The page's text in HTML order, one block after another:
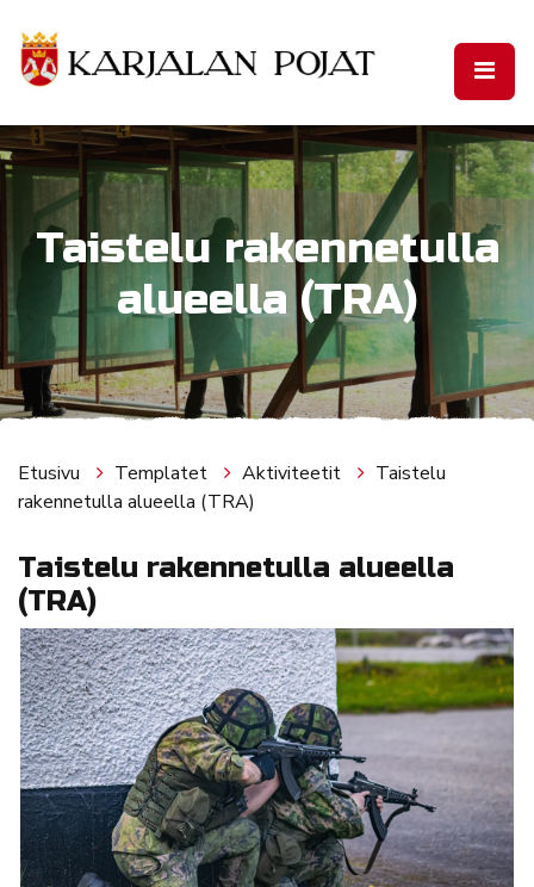
Taistelu rakennetulla
alueella (TRA)
Etusivu Templatet Aktiviteetit
Taistelu
rakennetulla alueella (TRA)
Taistelu rakennetulla alueella
(TRA)